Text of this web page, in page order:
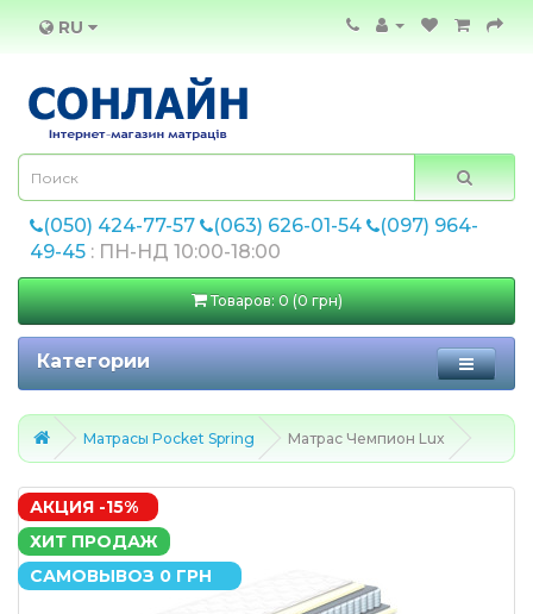
RU
(050) 424-77-57 (063) 626-01-54
(097) 964-
49-45 : ПН-НД 10:00-18:00
Товаров: 0 (0 грн)
Категории
Матрасы Pocket Spring Матрас Чемпион Lux
АКЦИЯ -15%
ХИТ ПРОДАЖ
САМОВЫВОЗ 0 ГРН